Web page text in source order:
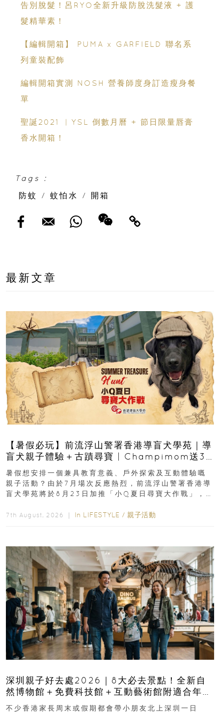
告別脫髮！呂RYO全新升級防脫洗髮液 + 護
髮精華素！
【編輯開箱】 PUMA x GARFIELD 聯名系
列童裝配飾
編輯開箱實測 NOSH 營養師度身訂造瘦身餐
單
聖誕2021 ︳YSL 倒數月曆 + 節日限量唇膏
香水開箱！
Tags :
防蚊
/ 蚊怕水 / 開箱
最新文章
【暑假必玩】前流浮山警署香港導盲犬學苑｜導
盲犬親子體驗＋古蹟尋寶 | Champimom送3
組免費名額
暑假想安排一個兼具教育意義、戶外探索及互動體驗嘅
親子活動？由於7月場次反應熱烈，前流浮山警署香港導
盲犬學苑將於8月23日加推「小Q夏日尋寶大作戰」，家
7th August, 2026 ｜ In LIFESTYLE / 親子活動
深圳親子好去處2026｜8大必去景點！全新自
然博物館＋免費科技館＋互動藝術館附適合年
齡、交通、門票、開放時間
不少香港家長周末或假期都會帶小朋友北上深圳一日